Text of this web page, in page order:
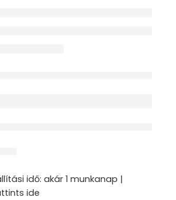
idő: akár 1 munkanap |
ide